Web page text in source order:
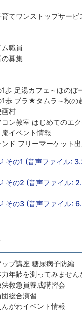
てワンストップサービ
職員
募集
歩 足湯カフェ～ほのぼ
1歩 ブラ★タムラ～秋の
村
ン教室 はじめてのエ
イベント情報
ド フリーマーケット
その1 (音声ファイル:
その2 (音声ファイル:
その3 (音声ファイル:
プ講座 糖尿病予防編
年齢を測ってみません
救急員養成講習会
総合演習
がわイベント情報